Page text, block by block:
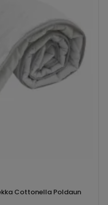
Cottonella Poldaun